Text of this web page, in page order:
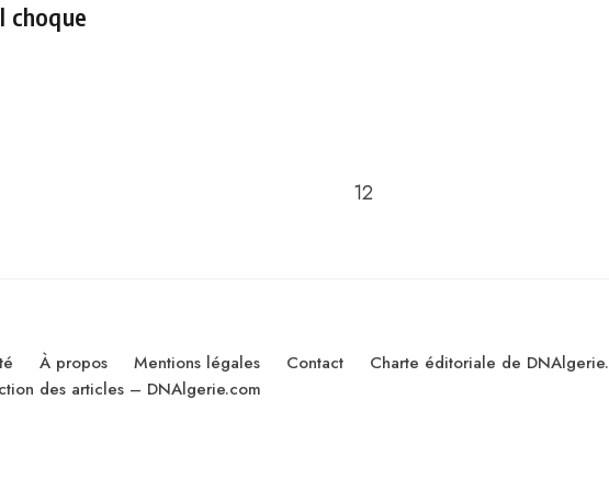
choque
12
À propos Mentions légales Contact
Charte éditoriale de
des articles – DNAlgerie.com